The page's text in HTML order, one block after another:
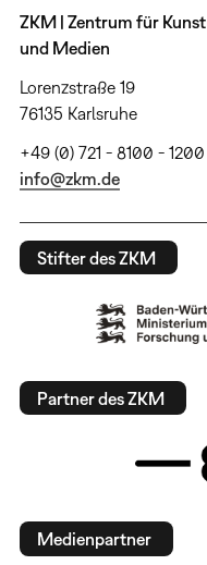
ZKM | Zentrum für Kunst
und Medien
Lorenzstraße 19
76135 Karlsruhe
+49 (0) 721 - 8100 - 1200
info@zkm.de
Stifter des ZKM
Partner des ZKM
Medienpartner